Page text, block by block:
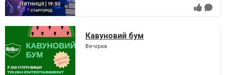
Кавуновий бум
Вечірка